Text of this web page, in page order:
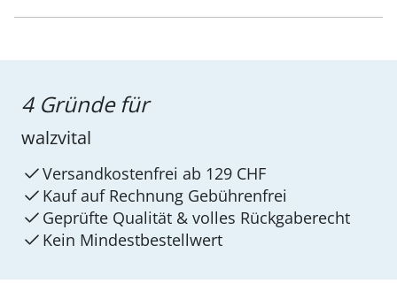
4 Gründe für
walzvital
Versandkostenfrei ab 129 CHF
Kauf auf Rechnung Gebührenfrei
Geprüfte Qualität & volles Rückgaberecht
Kein Mindest­bestellwert